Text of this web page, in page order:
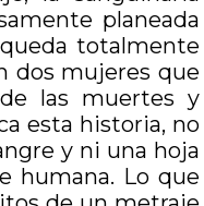
planeada
totalmente
dos mujeres que
las muertes y
esta historia, no
y ni una hoja
humana. Lo que